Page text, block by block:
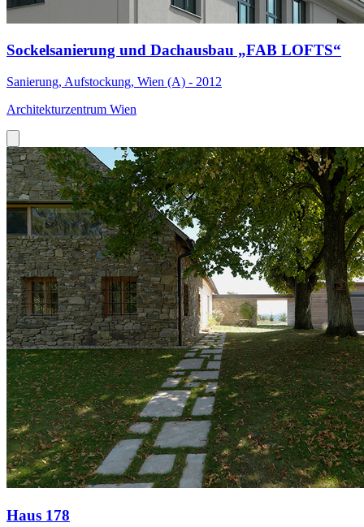
Sockelsanierung und Dachausbau „FAB LOFTS“
Sanierung, Aufstockung, Wien (A) - 2012
Architekturzentrum Wien
Haus 178